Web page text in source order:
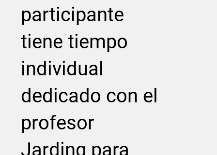
participante
tiene tiempo
individual
dedicado con el
profesor
Jarding para